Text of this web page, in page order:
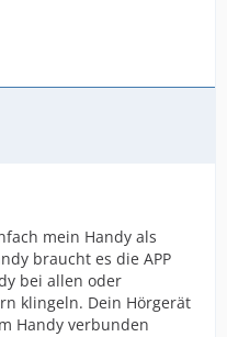
mein Handy als
braucht es die APP
bei allen oder
klingeln. Dein Hörgerät
Handy verbunden